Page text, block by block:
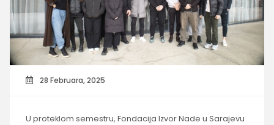
28 Februara, 2025
U proteklom semestru, Fondacija Izvor Nade u Sarajevu